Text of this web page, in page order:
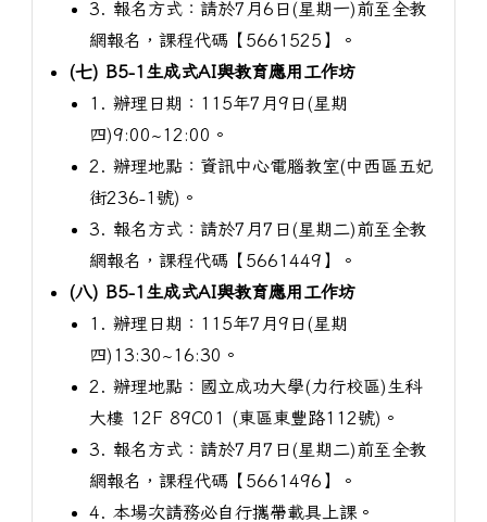
3. 報名方式：請於7月6日(星期一)前至全教
網報名，課程代碼【5661525】。
(七) B5-1生成式AI與教育應用工作坊
1. 辦理日期：115年7月9日(星期
四)9:00~12:00。
2. 辦理地點：資訊中心電腦教室(中西區五妃
街236-1號)。
3. 報名方式：請於7月7日(星期二)前至全教
網報名，課程代碼【5661449】。
(八) B5-1生成式AI與教育應用工作坊
1. 辦理日期：115年7月9日(星期
四)13:30~16:30。
2. 辦理地點：國立成功大學(力行校區)生科
大樓 12F 89C01 (東區東豐路112號)。
3. 報名方式：請於7月7日(星期二)前至全教
網報名，課程代碼【5661496】。
4. 本場次請務必自行攜帶載具上課。